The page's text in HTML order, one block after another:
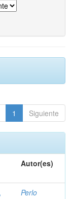
1 Siguiente
Autor(es)
Perlo